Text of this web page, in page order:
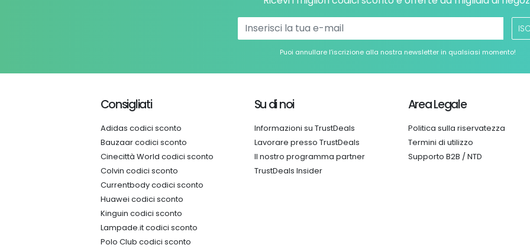
Puoi annullare l’iscrizione alla nostra newsletter in qualsiasi momento!
Consigliati
Adidas codici sconto
Bauzaar codici sconto
Cinecittà World codici sconto
Colvin codici sconto
Currentbody codici sconto
Huawei codici sconto
Kinguin codici sconto
Lampade.it codici sconto
Polo Club codici sconto
Su di noi
Informazioni su TrustDeals
Lavorare presso TrustDeals
Il nostro programma partner
TrustDeals Insider
Area Legale
Politica sulla riservatezza
Termini di utilizzo
Supporto B2B / NTD